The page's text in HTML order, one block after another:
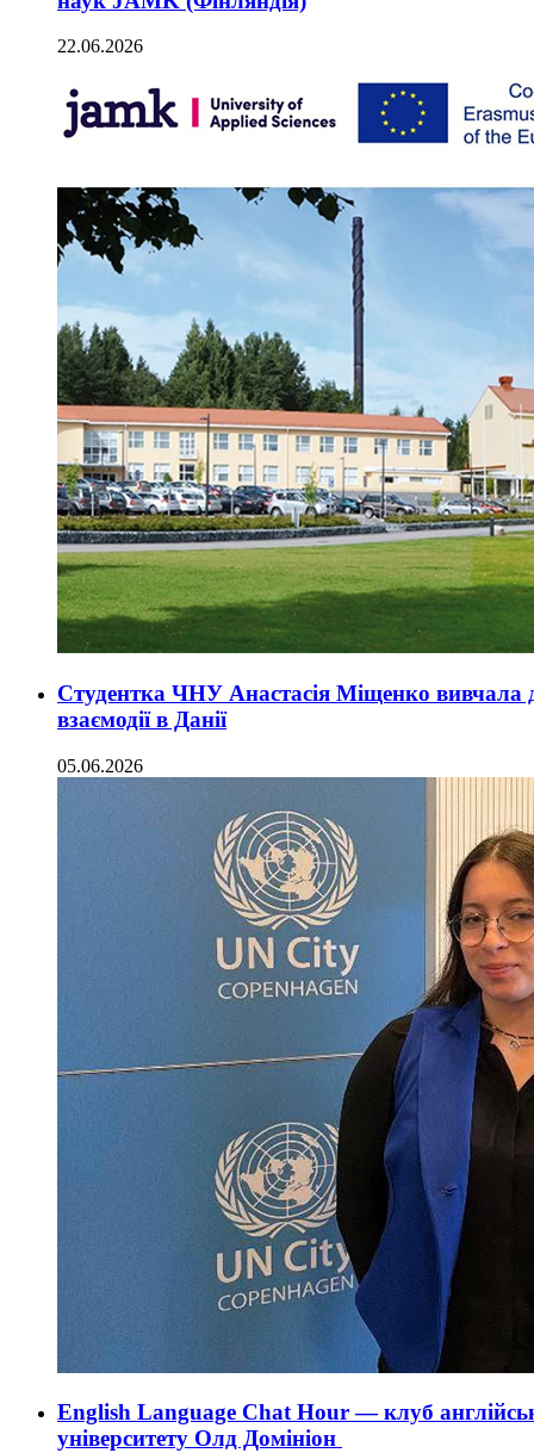
22.06.2026
Студентка ЧНУ Анастасія Міщенко вивчала
взаємодії в Данії
05.06.2026
English Language Chat Hour — клуб
університету Олд Домініон